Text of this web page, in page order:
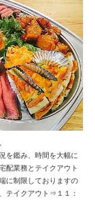
を鑑み、時間を大幅に
配業務とテイクアウト
に制限しておりますの
テイクアウト⇒１１：